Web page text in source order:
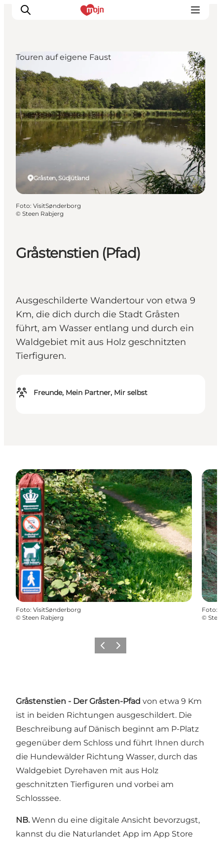
Erlebnisse
Städte und Regionen
Events
Übernachtung
Plane deine Reise
Booking
Gråstenstien (Pfad)
Ausgeschilderte Wandertour von etwa 9
Km, die dich durch die Stadt Gråsten
führt, am Wasser entlang und durch ein
Waldgebiet mit aus Holz geschnitzten
Tierfiguren.
Freunde, Mein Partner, Mir selbst
Gråsten, Südjütland
Touren auf eigene Faust
Foto: VisitSønderborg
© Steen Rabjerg
Foto: VisitSønderborg
© Steen Rabjerg
Foto:
©
ZurückWeiter
Gråstenstien - Der Gråsten-Pfad von etwa 9 Km
ist in beiden Richtungen ausgeschildert. Die
Beschreibung auf Dänisch beginnt am P-Platz
gegenüber dem Schloss und führt Ihnen durch
die Hundewälder Richtung Wasser, durch das
Waldgebiet Dyrehaven mit aus Holz
geschnitzten Tierfiguren und vorbei am
Schlosssee.
NB. Wenn du eine digitale Ansicht bevorzugst,
kannst du die Naturlandet App im App Store